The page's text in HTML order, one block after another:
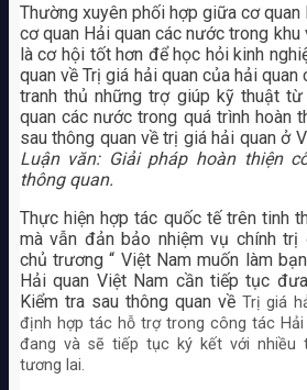
Thường xuyên phối hợp giữa cơ quan
cơ quan Hải quan các nước trong
là cơ hội tốt hơn để học hỏi kinh
quan về Trị giá hải quan của hải
tranh thủ những trợ giúp kỹ thuật
quan các nước trong quá trình hoàn
sau thông quan về trị giá hải quan ở
Luận văn: Giải pháp hoàn thiện
thông quan.
Thực hiện hợp tác quốc tế trên tinh
mà vẫn đản bảo nhiệm vụ chính
chủ trương “ Việt Nam muốn làm
Hải quan Việt Nam cần tiếp tục
Kiểm tra sau thông quan vềTrị giá
định hợp tác hỗ trợ trong công tác
đang và sẽ tiếp tục ký kết với nhiều
tương lai.